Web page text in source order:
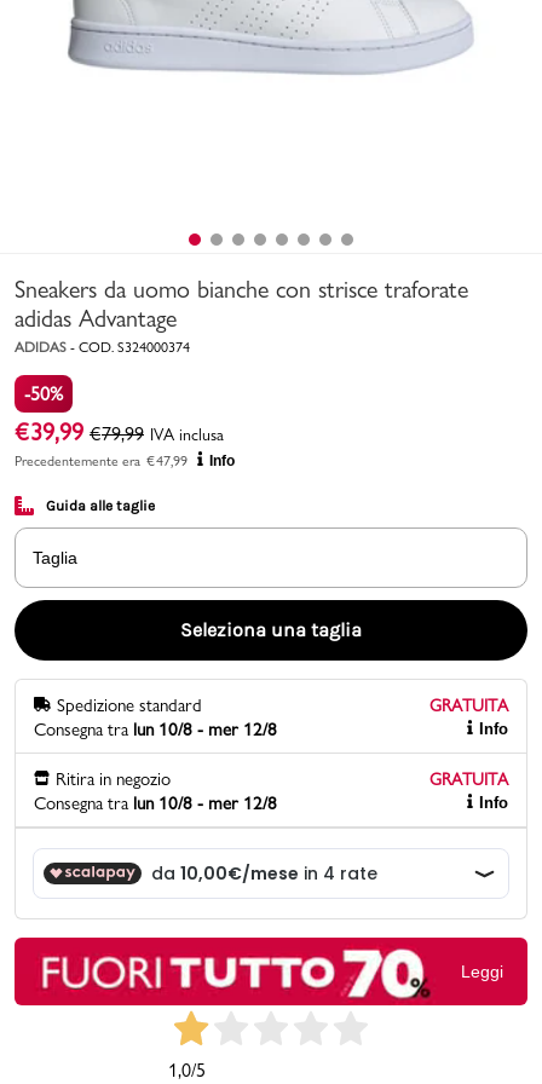
Bambino
Marchi
Promo & News
contatti
Gift card
Sneakers da uomo bianche con strisce traforate
adidas Advantage
ADIDAS - COD. S324000374
-50%
€39,99 €79,99 IVA inclusa
Precedentemente era €47,99 Info
Guida alle taglie
Taglia
Seleziona una taglia
Spedizione standard
GRATUITA
Consegna tra lun 10/8 - mer 12/8 Info
Ritira in negozio
GRATUITA
Consegna tra lun 10/8 - mer 12/8 Info
Leggi
1,0/5